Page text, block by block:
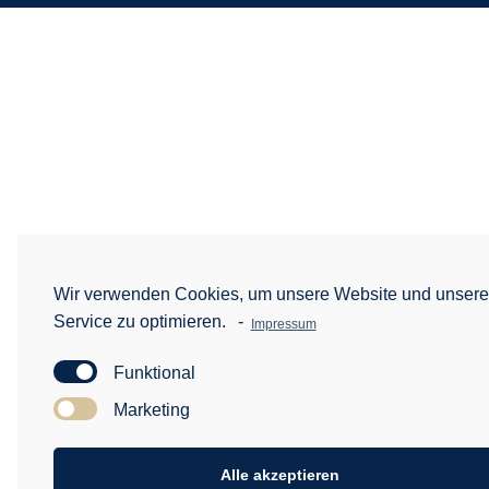
Wir verwenden Cookies, um unsere Website und
Service zu optimieren.
- Impressum
Funktional
Marketing
Alle akzeptieren